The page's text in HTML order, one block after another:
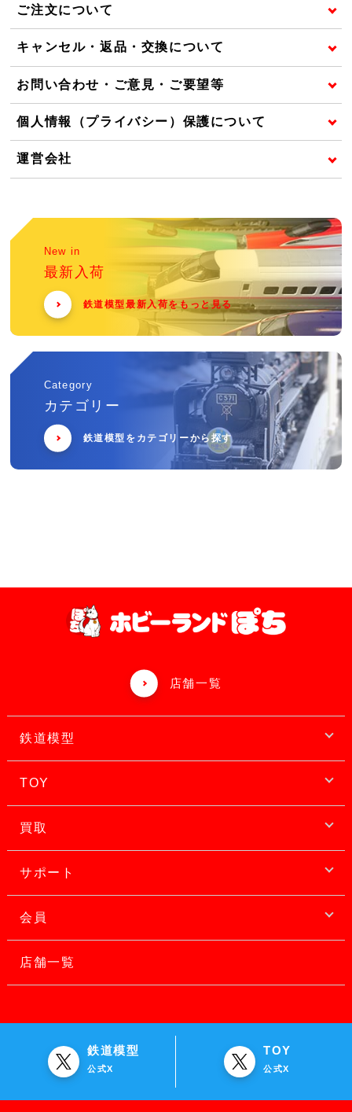
ご注文について
キャンセル・返品・交換について
お問い合わせ・ご意見・ご要望等
個人情報（プライバシー）保護について
運営会社
New in
最新入荷
鉄道模型最新入荷をもっと見る
Category
カテゴリー
鉄道模型をカテゴリーから探す
店舗一覧
鉄道模型
TOY
買取
サポート
会員
店舗一覧
鉄道模型
公式X
TOY
公式X